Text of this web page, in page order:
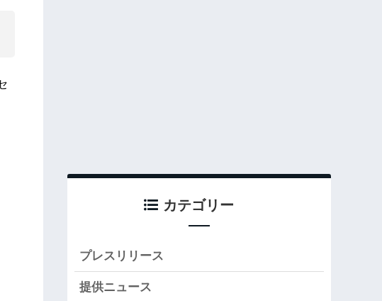
カテゴリー
プレスリリース
提供ニュース